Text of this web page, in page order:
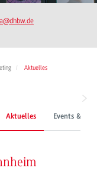
@dhbw.de
Aktuelles
Aktuelles Events &